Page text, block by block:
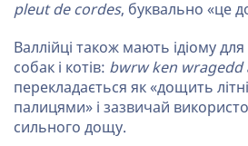
pleut de cordes, буквально «це
Валлійці також мають ідіому для
собак і котів: bwrw ken wragedd
перекладається як «дощить
палицями» і зазвичай
сильного дощу.